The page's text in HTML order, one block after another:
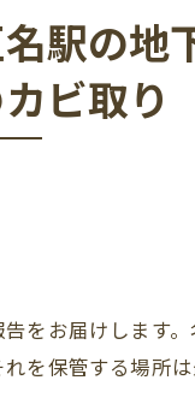
駅の地
ビ取り
をお届けします
を保管する場所は